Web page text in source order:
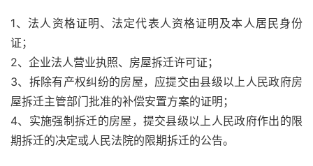
1、法人资格证明、法定代表人资格证明及本人居民身份
证；
2、企业法人营业执照、房屋拆迁许可证；
3、拆除有产权纠纷的房屋，应提交由县级以上人民政府房
屋拆迁主管部门批准的补偿安置方案的证明；
4、实施强制拆迁的房屋，提交县级以上人民政府作出的限
期拆迁的决定或人民法院的限期拆迁的公告。